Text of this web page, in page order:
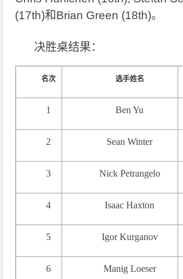
(17th)和Brian Green (18th)。
决胜桌结果：
名次 选手姓名
1 Ben Yu
2 Sean Winter
3 Nick Petrangelo
4 Isaac Haxton
5 Igor Kurganov
6 Manig Loeser